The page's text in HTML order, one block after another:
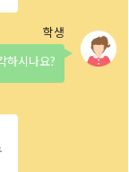
하시나요?